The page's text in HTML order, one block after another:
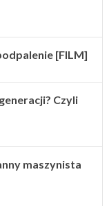
[FILM]
Czyli
maszynista